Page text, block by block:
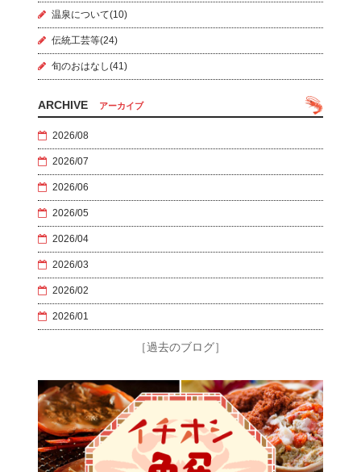
温泉について(10)
伝統工芸等(24)
旬のおはなし(41)
ARCHIVE アーカイブ
2026/08
2026/07
2026/06
2026/05
2026/04
2026/03
2026/02
2026/01
［過去のブログ］